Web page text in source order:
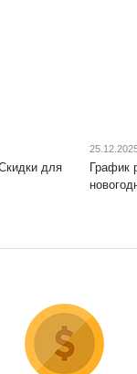
для
График